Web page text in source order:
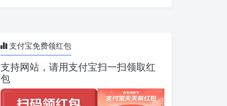
支付宝免费领红包
支持网站，请用支付宝扫一扫领取红
包